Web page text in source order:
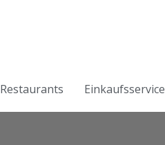
Restaurants Einkaufsservice